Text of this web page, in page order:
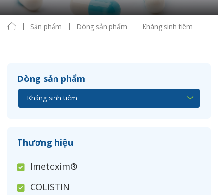
Sản phẩm Dòng sản phẩm Kháng sinh tiêm
Dòng sản phẩm
Thương hiệu
Imetoxim®
COLISTIN
Hiển thị